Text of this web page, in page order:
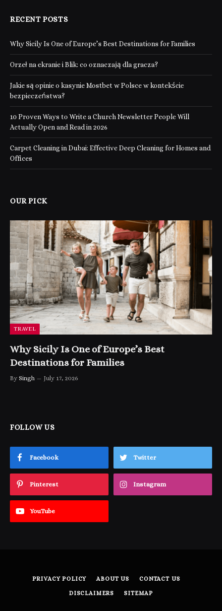
RECENT POSTS
Why Sicily Is One of Europe’s Best Destinations for Families
Orzeł na ekranie i Blik: co oznaczają dla gracza?
Jakie są opinie o kasynie Mostbet w Polsce w kontekście
bezpieczeństwa?
10 Proven Ways to Write a Church Newsletter People Will
Actually Open and Read in 2026
Carpet Cleaning in Dubai: Effective Deep Cleaning for Homes and
Offices
OUR PICK
TRAVEL
Why Sicily Is One of Europe’s Best
Destinations for Families
By Singh July 17, 2026
FOLLOW US
Facebook Twitter
Pinterest Instagram
YouTube
PRIVACY POLICY ABOUT US CONTACT US
DISCLAIMERS SITEMAP